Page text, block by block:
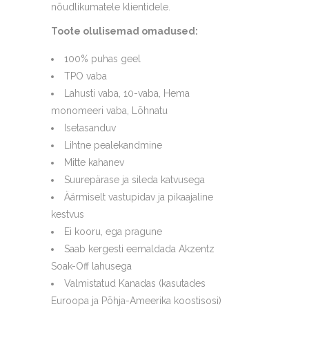
nõudlikumatele klientidele.
Toote olulisemad omadused:
100% puhas geel
TPO vaba
Lahusti vaba, 10-vaba, Hema
monomeeri vaba, Lõhnatu
Isetasanduv
Lihtne pealekandmine
Mitte kahanev
Suurepärase ja sileda katvusega
Äärmiselt vastupidav ja pikaajaline
kestvus
Ei kooru, ega pragune
Saab kergesti eemaldada Akzentz
Soak-Off lahusega
Valmistatud Kanadas (kasutades
Euroopa ja Põhja-Ameerika koostisosi)